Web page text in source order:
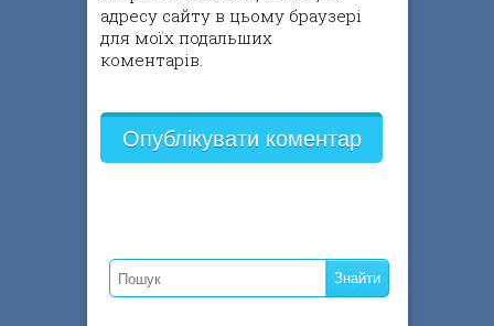
адресу сайту в цьому браузері
для моїх подальших
коментарів.